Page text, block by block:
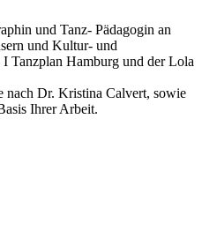
und Tanz- Pädagogin an
und Kultur- und
Tanzplan Hamburg und der Lola
Dr. Kristina Calvert, sowie
Ihrer Arbeit.